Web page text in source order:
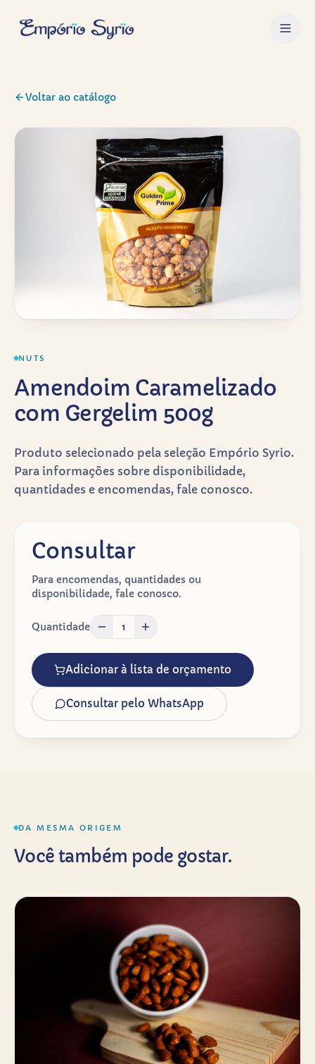
Voltar ao catálogo
NUTS
Amendoim Caramelizado
com Gergelim 500g
Produto selecionado pela seleção Empório Syrio.
Para informações sobre disponibilidade,
quantidades e encomendas, fale conosco.
Consultar
Para encomendas, quantidades ou
disponibilidade, fale conosco.
Quantidade 1
Adicionar à lista de orçamento
Consultar pelo WhatsApp
DA MESMA ORIGEM
Você também pode gostar.